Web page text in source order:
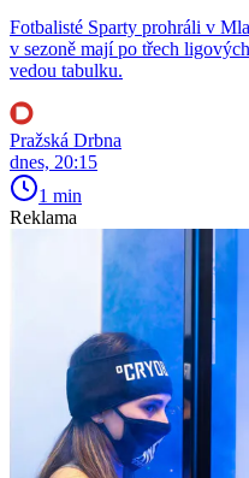
Fotbalisté Sparty prohráli v
v sezoně mají po třech
vedou tabulku.
Pražská Drbna
dnes, 20:15
1 min
Reklama